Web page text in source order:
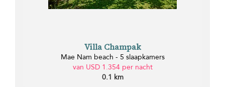
Villa Champak
Mae Nam beach - 5 slaapkamers
van USD 1.354 per nacht
0.1 km